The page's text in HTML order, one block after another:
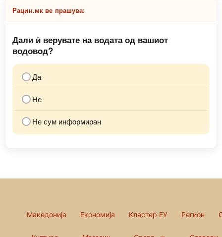
Рацин.мк ве прашува:
Дали ѝ верувате на водата од вашиот
водовод?
Да
Не
Не сум информиран
Македонија Економија Кластер ЕУ Регион